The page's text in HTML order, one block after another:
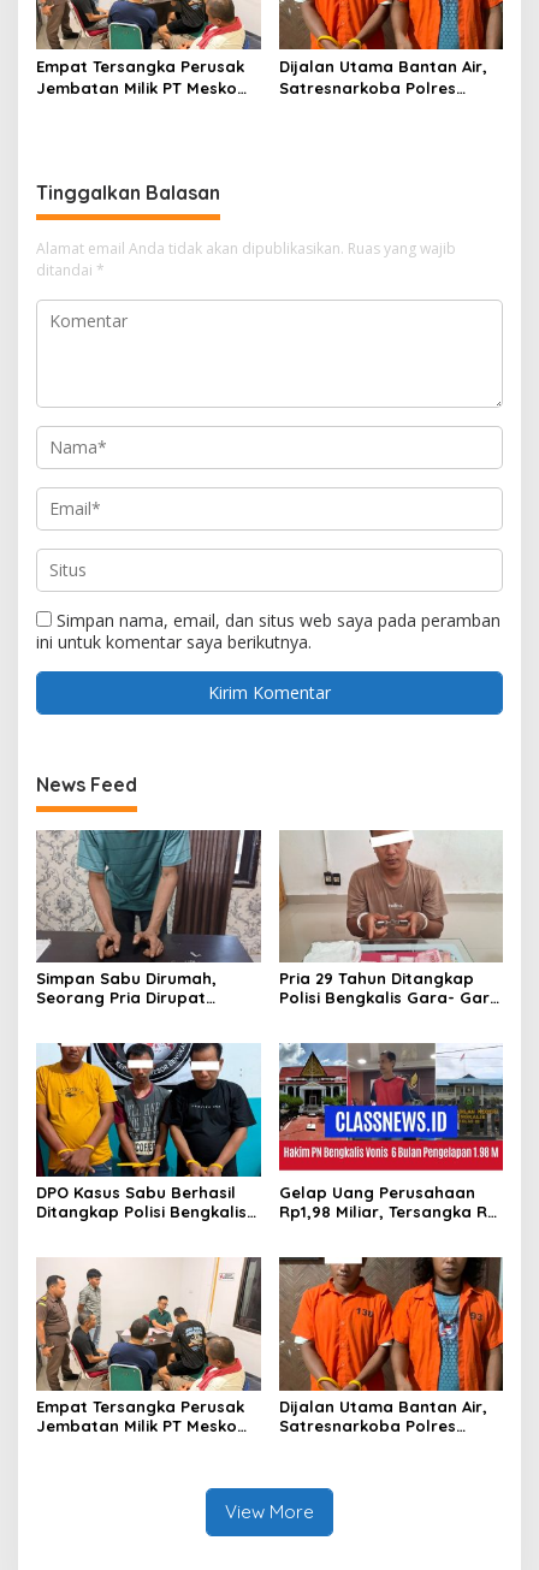
Empat Tersangka Perusak
Jembatan Milik PT Meskom
Dijalan Utama Bantan Air,
Satresnarkoba Polres
Tinggalkan Balasan
Alamat email Anda tidak akan dipublikasikan. Ruas yang wajib
ditandai *
Simpan nama, email, dan situs web saya pada peramban
ini untuk komentar saya berikutnya.
News Feed
Simpan Sabu Dirumah,
Seorang Pria Dirupat
Pria 29 Tahun Ditangkap
Polisi Bengkalis Gara- Gara
DPO Kasus Sabu Berhasil
Ditangkap Polisi Bengkalis,
Gelap Uang Perusahaan
Rp1,98 Miliar, Tersangka RS
Banding
Empat Tersangka Perusak
Jembatan Milik PT Meskom
Dijalan Utama Bantan Air,
Satresnarkoba Polres
View More